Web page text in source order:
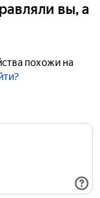
вы, а
похожи на